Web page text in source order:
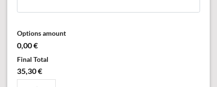
Options amount
0,00 €
Final Total
35,30 €